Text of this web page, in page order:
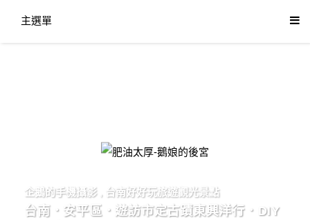
主選單
肥油太厚-鵝娘的後宮
企鵝的手機攝影 台南好好玩旅遊觀光景點
台南．安平區．遊訪市定古蹟東興洋行．DIY